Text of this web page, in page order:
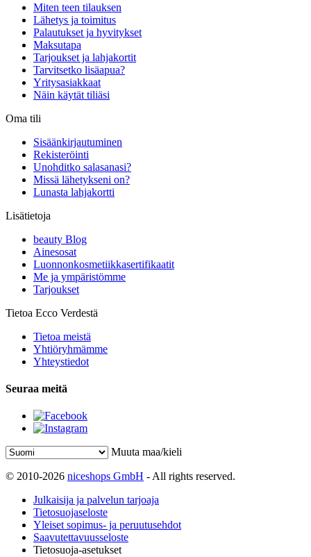
Miten teen tilauksen
Lähetys ja toimitus
Palautukset ja hyvitykset
Maksutapa
Tarjoukset ja lahjakortit
Tarvitsetko lisäapua?
Yritysasiakkaat
Näin käytät tiliäsi
Oma tili
Sisäänkirjautuminen
Rekisteröinti
Unohditko salasanasi?
Missä lähetykseni on?
Lunasta lahjakortti
Lisätietoja
beauty Blog
Ainesosat
Luonnonkosmetiikkasertifikaatit
Me ja ympäristömme
Tarjoukset
Tietoa Ecco Verdestä
Tietoa meistä
Yhtiöryhmämme
Yhteystiedot
Seuraa meitä
Muuta maa/kieli
© 2010-2026 niceshops GmbH - All rights reserved.
Julkaisija ja palvelun tarjoaja
Tietosuojaseloste
Yleiset sopimus- ja peruutusehdot
Saavutettavuusseloste
Tietosuoja-asetukset